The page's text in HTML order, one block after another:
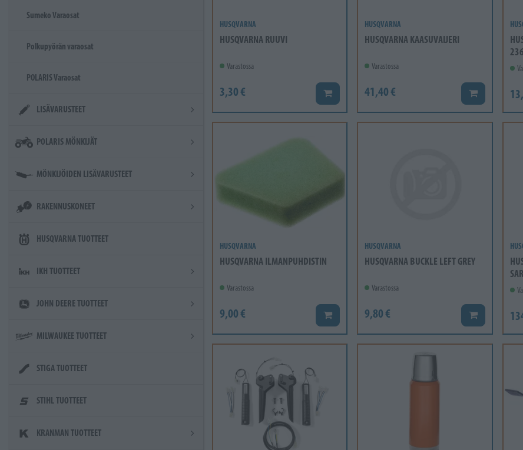
Sumeko Varaosat
Polkupyörän varaosat
POLARIS Varaosat
LISÄVARUSTEET
POLARIS MÖNKIJÄT
MÖNKIJÖIDEN LISÄVARUSTEET
RAKENNUSKONEET
HUSQVARNA TUOTTEET
IKH TUOTTEET
JOHN DEERE TUOTTEET
MILWAUKEE TUOTTEET
STIGA TUOTTEET
STIHL TUOTTEET
KRANMAN TUOTTEET
HUSQVARNA
HUSQVARNA RUUVI
Varastossa
3,30 € Lisää koriin
HUSQVARNA
HUSQVARNA KAASUVAIJERI
Varastossa
41,40 € Lisää koriin
HUSQVARNA
HUSQVARNA ILMANPUHDISTIN
Varastossa
9,00 € Lisää koriin
HUSQVARNA
HUSQVARNA BUCKLE LEFT GREY
Varastossa
9,80 € Lisää koriin